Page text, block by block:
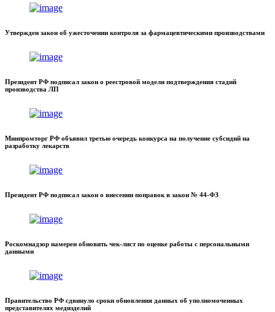
Утвержден закон об ужесточении контроля за фармацевтическими производствами
Президент РФ подписал закон о реестровой модели подтверждения стадий
производства ЛП
Минпромторг РФ объявил третью очередь конкурса на получение субсидий на
разработку лекарств
Президент РФ подписал закон о внесении поправок в закон № 44-ФЗ
Роскомнадзор намерен обновить чек-лист по оценке работы с персональными
данными
Правительство РФ сдвинуло сроки обновления данных об уполномоченных
представителях медизделий